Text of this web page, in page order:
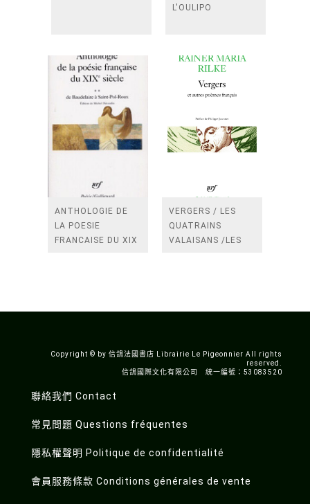
L'OULIPO
ANTHOLOGIE DE
LA POESIE
FRANCAISE DU XIX
VERGERS / LES
QUATRAINS
VALAISANS /LES
Copyright © by 信鴿法國書店 Librairie Le Pigeonnier All rights
reserved.
信鴿國際文化有限公司 統一編號：53083520
聯絡我們 Contact
常見問題 Questions fréquentes
隱私權聲明 Politique de confidentialité
會員服務條款 Conditions générales de vente